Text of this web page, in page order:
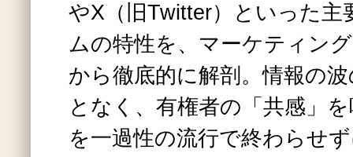
やX（旧Twitter）といった主
ムの特性を、マーケティン
から徹底的に解剖。情報の
となく、有権者の「共感」
を一過性の流行で終わらせ